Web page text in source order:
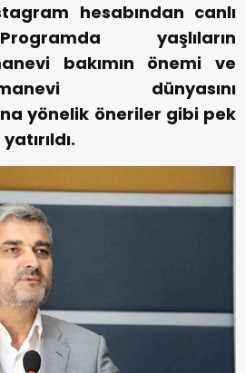
hesabından canlı
yaşlıların
bakımın önemi ve
dünyasını
yönelik öneriler gibi pek